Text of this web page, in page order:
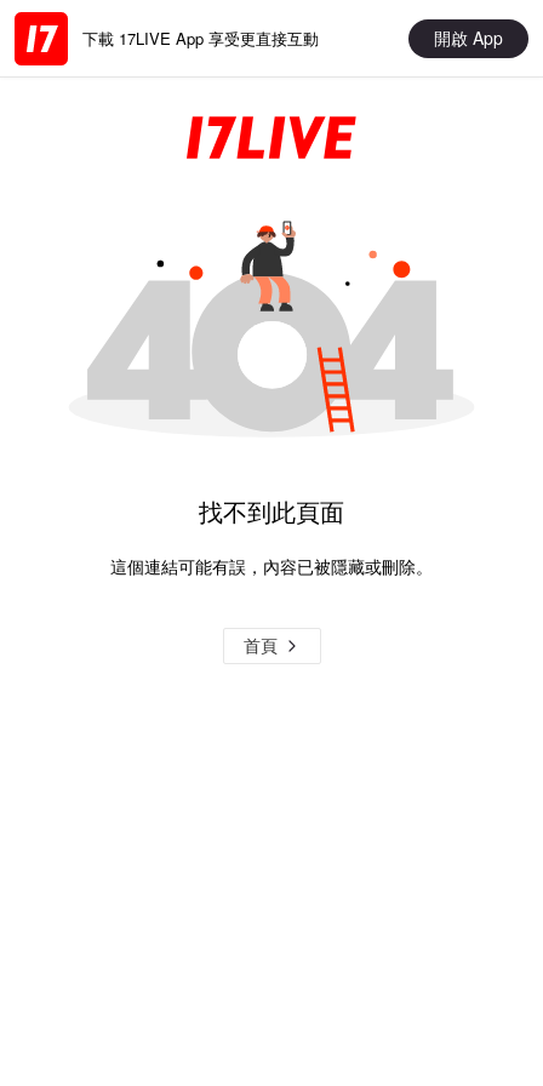
下載 17LIVE App 享受更直接互動 開啟 App
找不到此頁面
這個連結可能有誤，內容已被隱藏或刪除。
首頁